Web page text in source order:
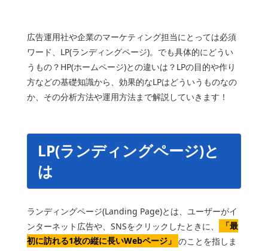
広告運用社や企業のマーケティング担当にとっては必須
ワード、LP(ランディングページ)。でも具体的にどうい
うもの？HP(ホームページ)との違いは？LPの目的や作り
方などの基礎知識から、効果的なLPはどういうものなの
か、その分析方法や運用方法まで解説していきます！
LP(ランディングページ)と
は
ランディングページ(Landing Page)とは、ユーザーがイ
ンターネット広告や、SNSをクリックしたときに、
「最
初に訪れる1枚の縦に長いWebページ」 のことを指しま